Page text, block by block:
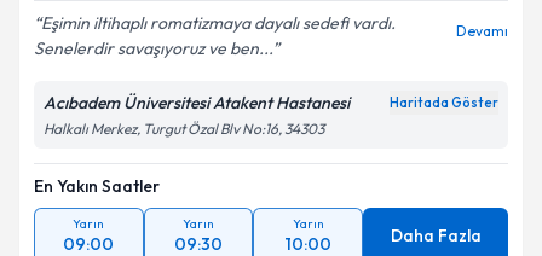
Eşimin iltihaplı romatizmaya dayalı sedefi vardı.
Senelerdir savaşıyoruz ve ben...
Devamı
Acıbadem Üniversitesi Atakent Hastanesi Haritada Göster
Halkalı Merkez, Turgut Özal Blv No:16, 34303
En Yakın Saatler
Yarın
09:00
Yarın
09:30
Yarın
10:00 Daha Fazla